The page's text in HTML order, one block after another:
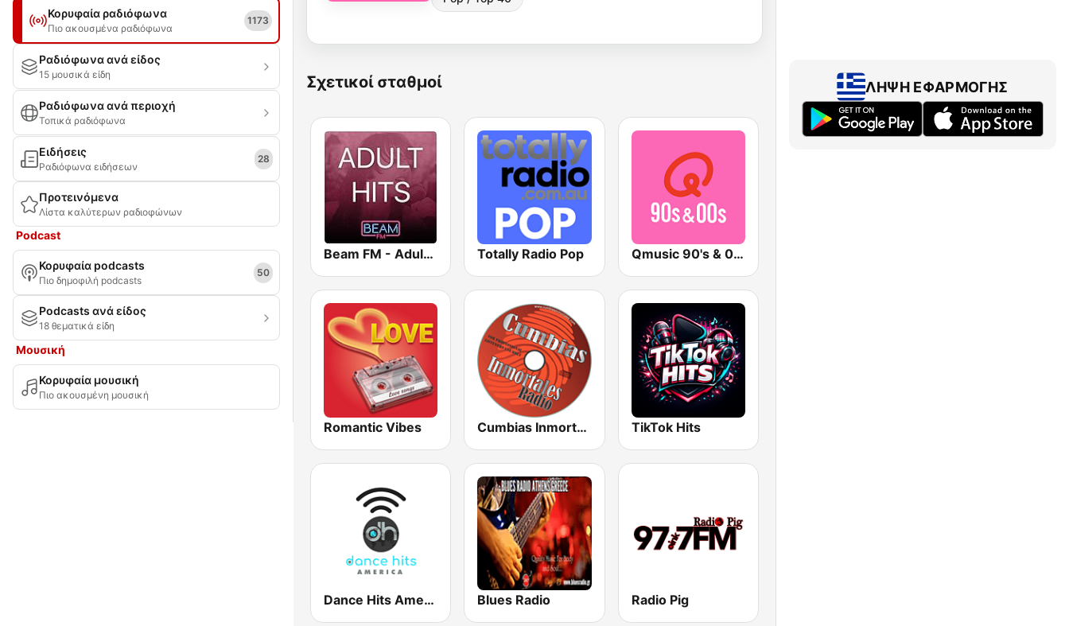
Κορυφαία ραδιόφωνα
Πιο ακουσμένα ραδιόφωνα
1173
Ραδιόφωνα ανά είδος
15 μουσικά είδη
Ραδιόφωνα ανά περιοχή
Τοπικά ραδιόφωνα
Ειδήσεις
Ραδιόφωνα ειδήσεων
28
Προτεινόμενα
Λίστα καλύτερων ραδιοφώνων
Podcast
Κορυφαία podcasts
Πιο δημοφιλή podcasts
50
Podcasts ανά είδος
18 θεματικά είδη
Μουσική
Κορυφαία μουσική
Πιο ακουσμένη μουσική
Σχετικοί σταθμοί
Beam FM - Adult Hits Totally Radio Pop Qmusic 90's & 00's
Romantic Vibes Cumbias Inmortales Radio TikTok Hits
Dance Hits America Blues Radio Radio Pig
ΛΉΨΗ ΕΦΑΡΜΟΓΉΣ